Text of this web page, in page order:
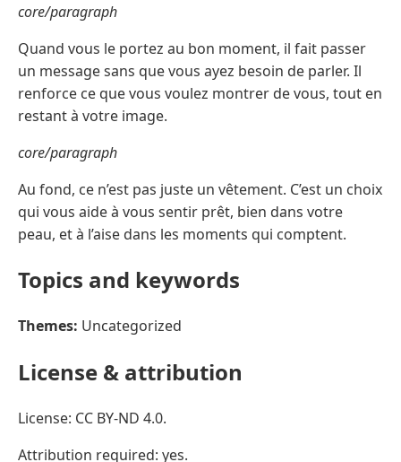
core/paragraph
Quand vous le portez au bon moment, il fait passer
un message sans que vous ayez besoin de parler. Il
renforce ce que vous voulez montrer de vous, tout en
restant à votre image.
core/paragraph
Au fond, ce n’est pas juste un vêtement. C’est un choix
qui vous aide à vous sentir prêt, bien dans votre
peau, et à l’aise dans les moments qui comptent.
Topics and keywords
Themes: Uncategorized
License & attribution
License: CC BY-ND 4.0.
Attribution required: yes.